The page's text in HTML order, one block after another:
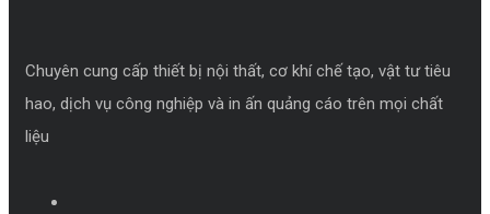
Chuyên cung cấp thiết bị nội thất, cơ khí chế tạo, vật tư tiêu
hao, dịch vụ công nghiệp và in ấn quảng cáo trên mọi chất
liệu